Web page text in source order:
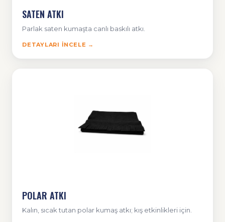
SATEN ATKI
Parlak saten kumaşta canlı baskılı atkı.
DETAYLARI İNCELE →
POLAR ATKI
Kalın, sıcak tutan polar kumaş atkı; kış etkinlikleri için.